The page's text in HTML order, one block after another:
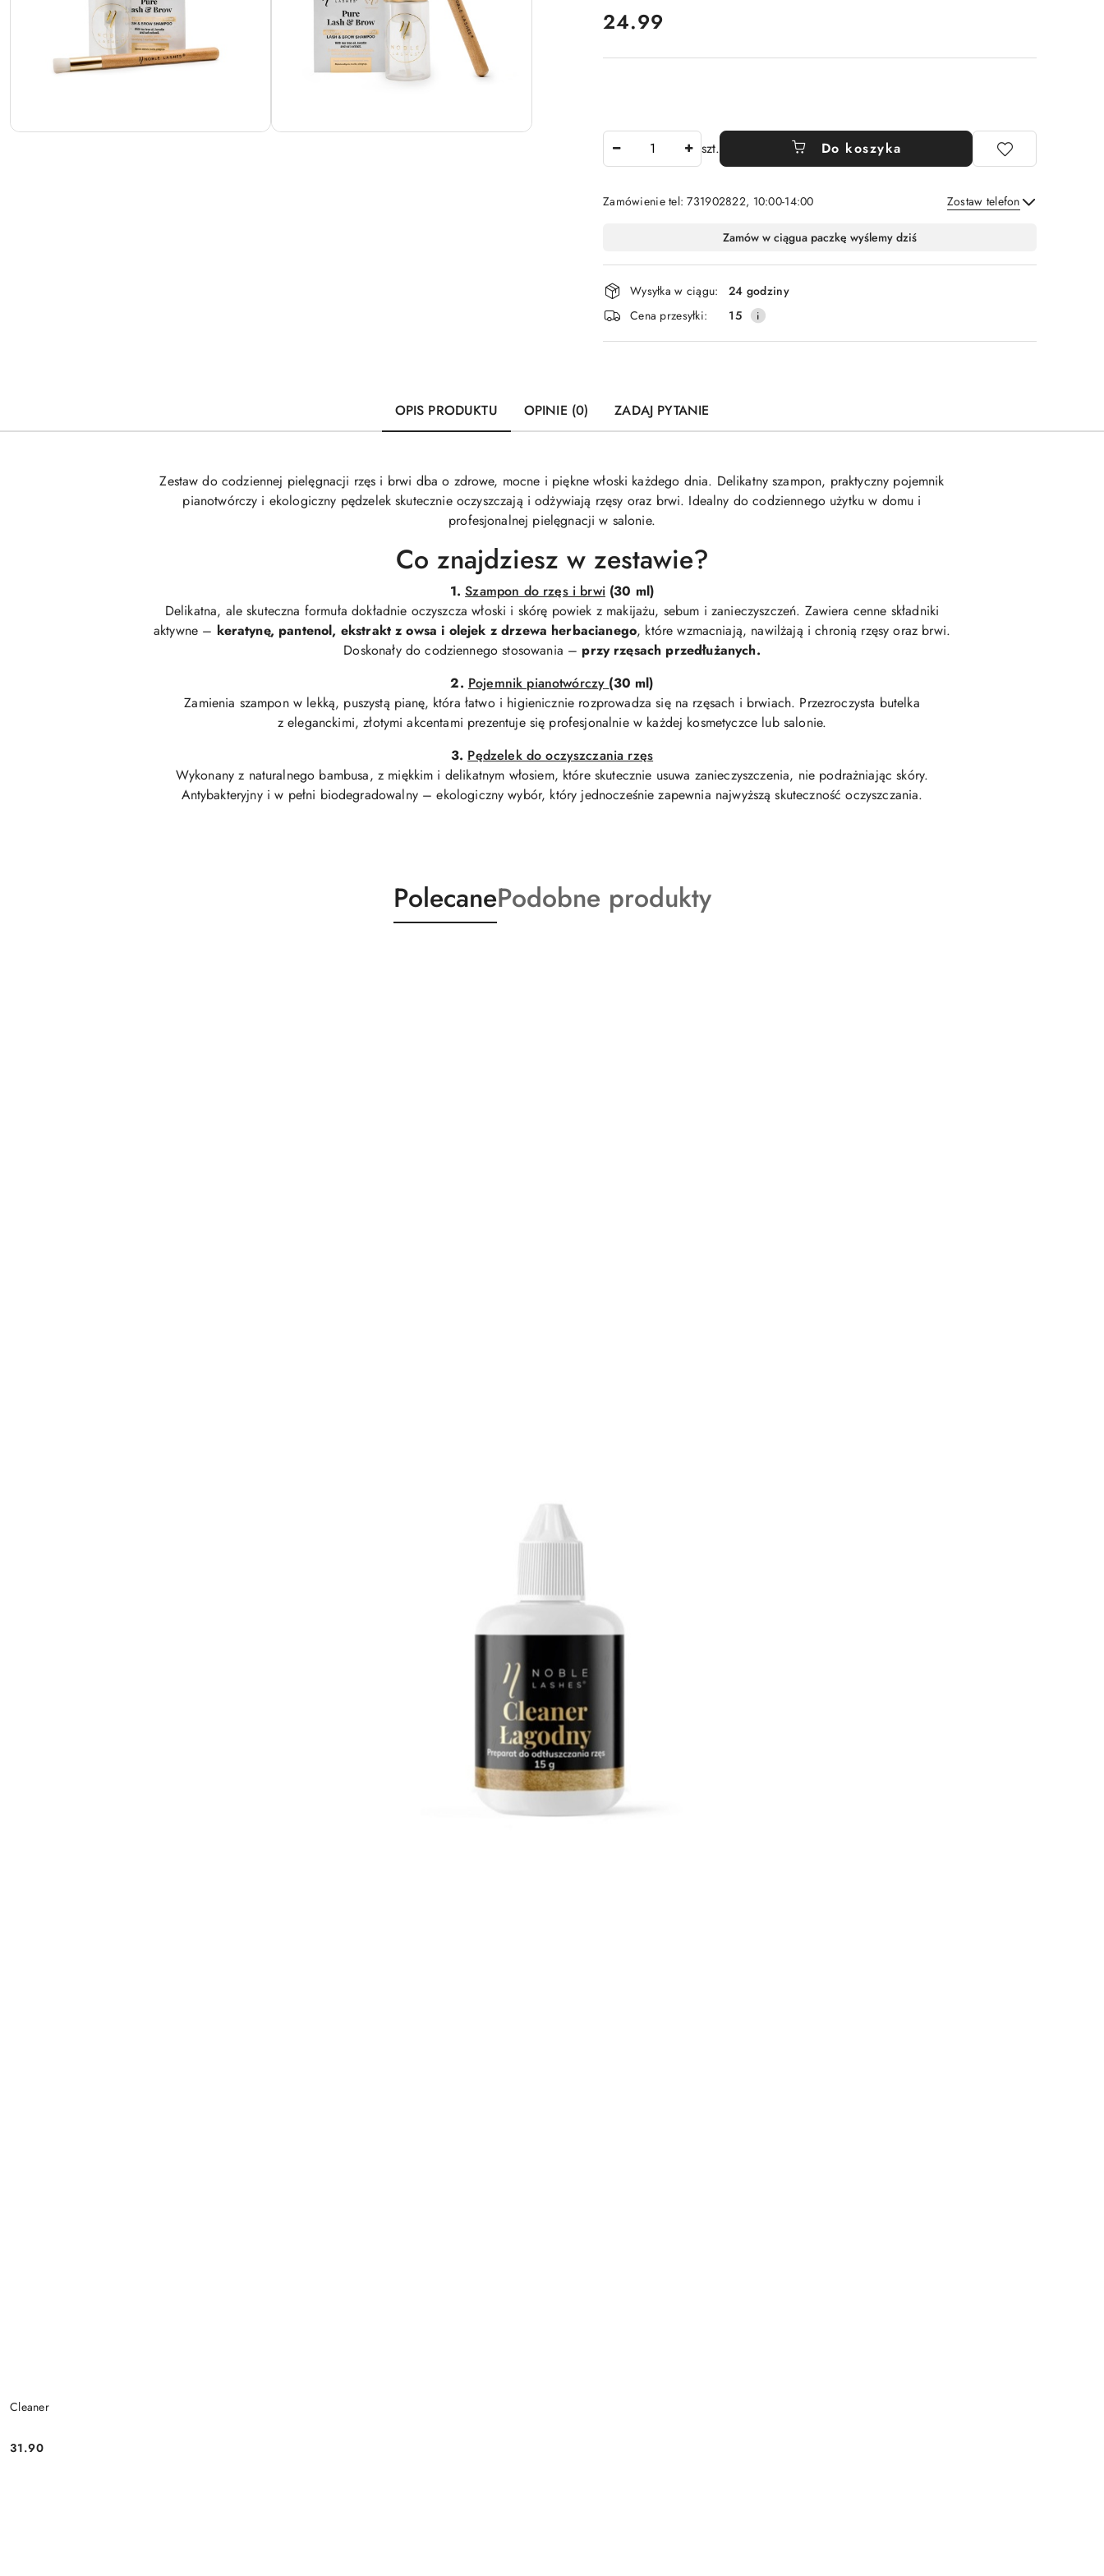
cena:
24.99
szt. Do koszyka
Zamówienie tel: 731902822, 10:00-14:00 Zostaw telefon
i
dostawa
Zamów w ciągua paczkę wyślemy dziś
Wysyłka w ciągu:
24 godziny
Cena przesyłki:
15
OPIS PRODUKTU OPINIE (0) ZADAJ PYTANIE
Zestaw do codziennej pielęgnacji rzęs i brwi dba o zdrowe, mocne i piękne włoski każdego dnia. Delikatny szampon, praktyczny pojemnik
pianotwórczy i ekologiczny pędzelek skutecznie oczyszczają i odżywiają rzęsy oraz brwi. Idealny do codziennego użytku w domu i
profesjonalnej pielęgnacji w salonie.
Co znajdziesz w zestawie?
1.Szampon do rzęs i brwi(30 ml)
Delikatna, ale skuteczna formuła dokładnie oczyszcza włoski i skórę powiek z makijażu, sebum i zanieczyszczeń. Zawiera cenne składniki
aktywne – keratynę, pantenol, ekstrakt z owsa i olejek z drzewa herbacianego, które wzmacniają, nawilżają i chronią rzęsy oraz brwi.
Doskonały do codziennego stosowania – przy rzęsach przedłużanych.
2. Pojemnik pianotwórczy (30 ml)
Zamienia szampon w lekką, puszystą pianę, która łatwo i higienicznie rozprowadza się na rzęsach i brwiach. Przezroczysta butelka
z eleganckimi, złotymi akcentami prezentuje się profesjonalnie w każdej kosmetyczce lub salonie.
3. Pędzelek do oczyszczania rzęs
Wykonany z naturalnego bambusa, z miękkim i delikatnym włosiem, które skutecznie usuwa zanieczyszczenia, nie podrażniając skóry.
Antybakteryjny i w pełni biodegradowalny – ekologiczny wybór, który jednocześnie zapewnia najwyższą skuteczność oczyszczania.
Produkty
o
PolecaneProdukty
o
Podobne produkty
Cleaner
Cena:
31.90